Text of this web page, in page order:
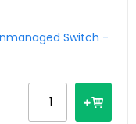
Switch -